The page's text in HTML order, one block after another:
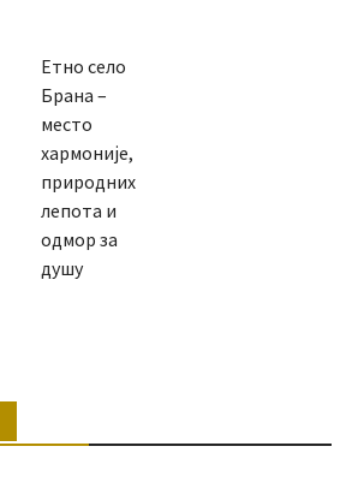
Етно село
Брана –
место
хармоније,
природних
лепота и
одмор за
душу